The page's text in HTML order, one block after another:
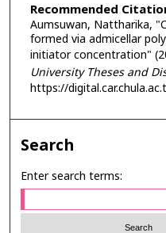
Recommended
Aumsuwan, Nattharika,
formed via admicellar
initiator concentration"
University Theses and
https://
Search
Enter search terms: